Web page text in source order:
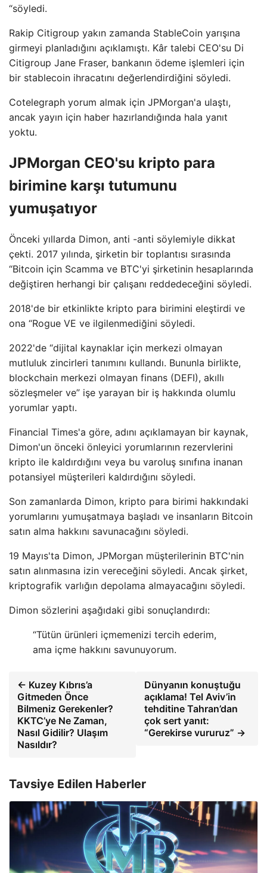
“söyledi.
Rakip Citigroup yakın zamanda StableCoin yarışına
girmeyi planladığını açıklamıştı. Kâr talebi CEO'su Di
Citigroup Jane Fraser, bankanın ödeme işlemleri için
bir stablecoin ihracatını değerlendirdiğini söyledi.
Cotelegraph yorum almak için JPMorgan'a ulaştı,
ancak yayın için haber hazırlandığında hala yanıt
yoktu.
JPMorgan CEO'su kripto para
birimine karşı tutumunu
yumuşatıyor
Önceki yıllarda Dimon, anti -anti söylemiyle dikkat
çekti. 2017 yılında, şirketin bir toplantısı sırasında
“Bitcoin için Scamma ve BTC'yi şirketinin hesaplarında
değiştiren herhangi bir çalışanı reddedeceğini söyledi.
2018'de bir etkinlikte kripto para birimini eleştirdi ve
ona “Rogue VE ve ilgilenmediğini söyledi.
2022'de “dijital kaynaklar için merkezi olmayan
mutluluk zincirleri tanımını kullandı. Bununla birlikte,
blockchain merkezi olmayan finans (DEFI), akıllı
sözleşmeler ve” işe yarayan bir iş hakkında olumlu
yorumlar yaptı.
Financial Times'a göre, adını açıklamayan bir kaynak,
Dimon'un önceki önleyici yorumlarının rezervlerini
kripto ile kaldırdığını veya bu varoluş sınıfına inanan
potansiyel müşterileri kaldırdığını söyledi.
Son zamanlarda Dimon, kripto para birimi hakkındaki
yorumlarını yumuşatmaya başladı ve insanların Bitcoin
satın alma hakkını savunacağını söyledi.
19 Mayıs'ta Dimon, JPMorgan müşterilerinin BTC'nin
satın alınmasına izin vereceğini söyledi. Ancak şirket,
kriptografik varlığın depolama almayacağını söyledi.
Dimon sözlerini aşağıdaki gibi sonuçlandırdı:
“Tütün ürünleri içmemenizi tercih ederim,
ama içme hakkını savunuyorum.
← Kuzey Kıbrıs’a
Gitmeden Önce
Bilmeniz Gerekenler?
KKTC’ye Ne Zaman,
Nasıl Gidilir? Ulaşım
Nasıldır?
Dünyanın konuştuğu
açıklama! Tel Aviv’in
tehditine Tahran’dan
çok sert yanıt:
“Gerekirse vururuz” →
Tavsiye Edilen Haberler